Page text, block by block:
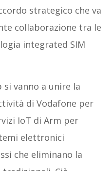
strategico che va
collaborazione tra le
integrated SIM
vanno a unire la
di Vodafone per
IoT di Arm per
elettronici
che eliminano la